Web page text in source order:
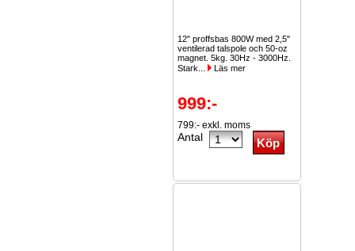
12" proffsbas 800W med 2,5"
ventilerad talspole och 50-oz
magnet. 5kg. 30Hz - 3000Hz.
Stark...
Läs mer
999:-
799:- exkl. moms
Antal